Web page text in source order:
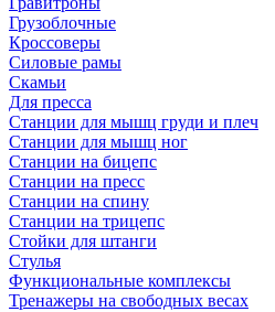
Грузоблочные
Кроссоверы
Силовые рамы
Скамьи
Для пресса
Станции для мышц груди и плеч
Станции для мышц ног
Станции на бицепс
Станции на пресс
Станции на спину
Станции на трицепс
Стойки для штанги
Стулья
Функциональные комплексы
Тренажеры на свободных весах